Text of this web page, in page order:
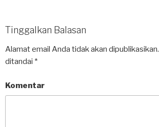
Tinggalkan Balasan
Alamat email Anda tidak akan dipublikasikan.
ditandai *
Komentar